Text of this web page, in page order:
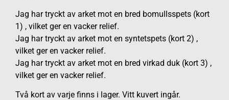
Jag har tryckt av arket mot en bred bomullsspets (kort
1) , vilket ger en vacker relief.
Jag har tryckt av arket mot en syntetspets (kort 2) ,
vilket ger en vacker relief.
Jag har tryckt av arket mot en bred virkad duk (kort 3) ,
vilket ger en vacker relief.
Två kort av varje finns i lager. Vitt kuvert ingår.